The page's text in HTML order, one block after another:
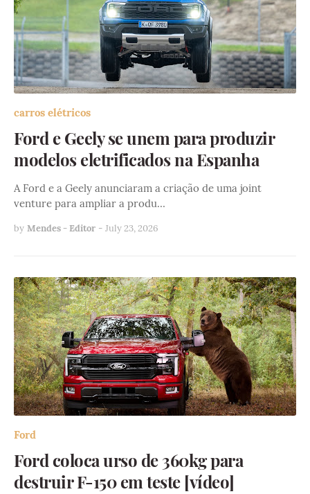
carros elétricos
Ford e Geely se unem para produzir
modelos eletrificados na Espanha
A Ford e a Geely anunciaram a criação de uma joint
venture para ampliar a produ…
by Mendes - Editor - July 23, 2026
Ford
Ford coloca urso de 360kg para
destruir F-150 em teste [vídeo]